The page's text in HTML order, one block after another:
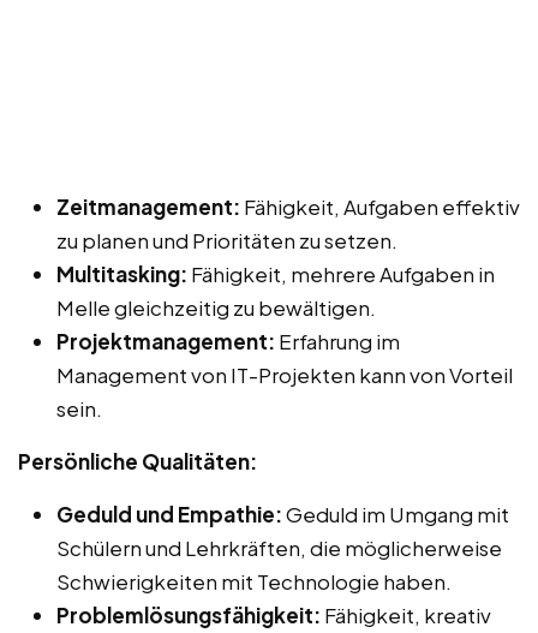
Zeitmanagement: Fähigkeit, Aufgaben effektiv
zu planen und Prioritäten zu setzen.
Multitasking: Fähigkeit, mehrere Aufgaben in
Melle gleichzeitig zu bewältigen.
Projektmanagement: Erfahrung im
Management von IT-Projekten kann von Vorteil
sein.
Persönliche Qualitäten:
Geduld und Empathie:Geduld im Umgang mit
Schülern und Lehrkräften, die möglicherweise
Schwierigkeiten mit Technologie haben.
Problemlösungsfähigkeit: Fähigkeit, kreativ